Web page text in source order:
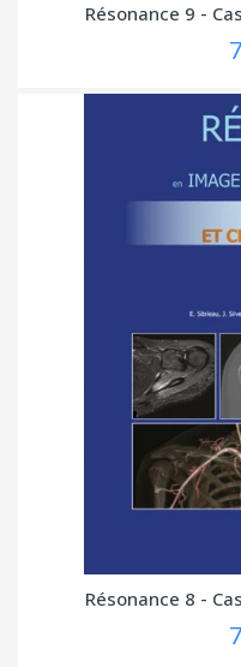
Résonance 9 -
Résonance 8 -